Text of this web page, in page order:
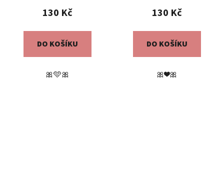
130 Kč
DO KOŠÍKU
🎀🩵🎀
130 Kč
DO KOŠÍKU
🎀❤️🎀